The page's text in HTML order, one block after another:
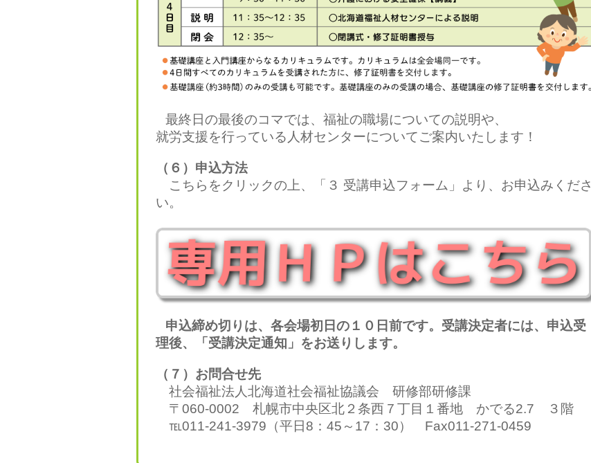
最終日の最後のコマでは、福祉の職場についての説明や、
就労支援を行っている人材センターについてご案内いたします！
（６）申込方法
こちらをクリックの上、「３ 受講申込フォーム」より、お申込みくださ
い。
申込締め切りは、各会場初日の１０日前です。受講決定者には、申込受
理後、「受講決定通知」をお送りします。
（７）お問合せ先
社会福祉法人北海道社会福祉協議会 研修部研修課
〒060-0002 札幌市中央区北２条西７丁目１番地 かでる2.7 ３階
℡011-241-3979（平日8：45～17：30） Fax011-271-0459